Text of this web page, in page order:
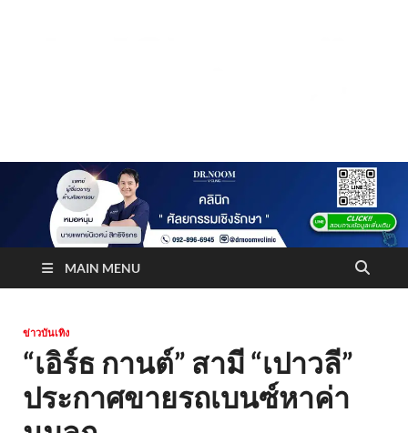
Truststoreonline
MAIN MENU
ข่าวบันเทิง
“เอิร์ธ กานต์” สามี “เปาวลี”
ประกาศขายรถเบนซ์หาค่า